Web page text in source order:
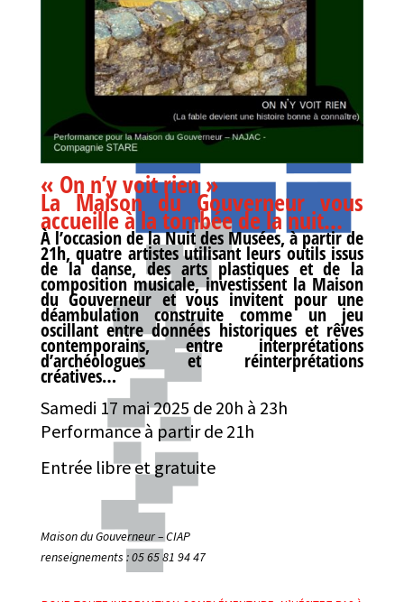
« On n’y voit rien »
La Maison du Gouverneur vous
accueille à la tombée de la nuit…
À l’occasion de la Nuit des Musées, à partir de
21h, quatre artistes utilisant leurs outils issus
de la danse, des arts plastiques et de la
composition musicale, investissent la Maison
du Gouverneur et vous invitent pour une
déambulation construite comme un jeu
oscillant entre données historiques et rêves
contemporains, entre interprétations
d’archéologues et réinterprétations
créatives…
Samedi 17 mai 2025 de 20h à 23h
Performance à partir de 21h
Entrée libre et gratuite
Maison du Gouverneur – CIAP
renseignements : 05 65 81 94 47